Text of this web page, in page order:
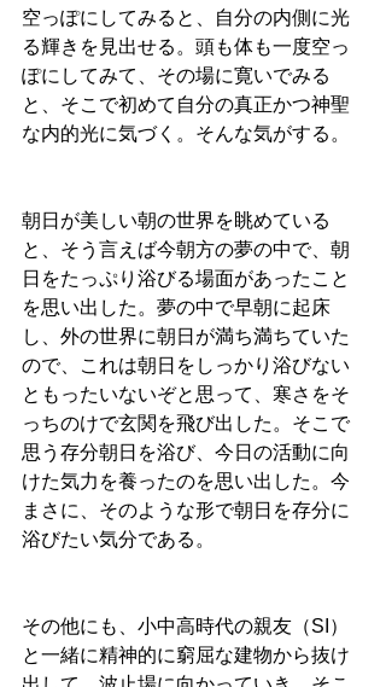
空っぽにしてみると、自分の内側に光
る輝きを見出せる。頭も体も一度空っ
ぽにしてみて、その場に寛いでみる
と、そこで初めて自分の真正かつ神聖
な内的光に気づく。そんな気がする。
朝日が美しい朝の世界を眺めている
と、そう言えば今朝方の夢の中で、朝
日をたっぷり浴びる場面があったこと
を思い出した。夢の中で早朝に起床
し、外の世界に朝日が満ち満ちていた
ので、これは朝日をしっかり浴びない
ともったいないぞと思って、寒さをそ
っちのけで玄関を飛び出した。そこで
思う存分朝日を浴び、今日の活動に向
けた気力を養ったのを思い出した。今
まさに、そのような形で朝日を存分に
浴びたい気分である。
その他にも、小中高時代の親友（SI）
と一緒に精神的に窮屈な建物から抜け